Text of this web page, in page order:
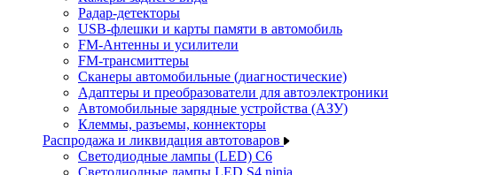
Радар-детекторы
USB-флешки и карты памяти в автомобиль
FM-Антенны и усилители
FM-трансмиттеры
Сканеры автомобильные (диагностические)
Адаптеры и преобразователи для автоэлектроники
Автомобильные зарядные устройства (АЗУ)
Клеммы, разъемы, коннекторы
Распродажа и ликвидация автотоваров
Светодиодные лампы (LED) C6
Светодиодные лампы LED S4 ninja